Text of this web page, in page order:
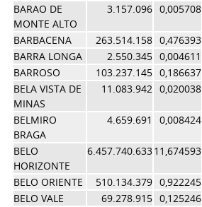
BARAO DE
MONTE ALTO
3.157.096 0,005708
BARBACENA 263.514.158 0,476393
BARRA LONGA
2.550.345 0,004611
BARROSO
103.237.145 0,186637
BELA VISTA DE
MINAS
11.083.942 0,020038
BELMIRO
BRAGA
4.659.691 0,008424
BELO
HORIZONTE
6.457.740.63311,674593
BELO ORIENTE 510.134.379 0,922245
BELO VALE
69.278.915 0,125246